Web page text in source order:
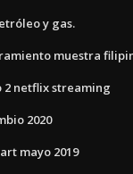
y gas.
muestra
netflix streaming
2020
mayo 2019